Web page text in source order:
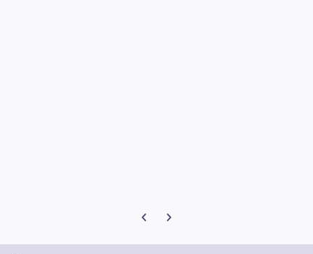
Diapositive précédente
Diapositive suivante